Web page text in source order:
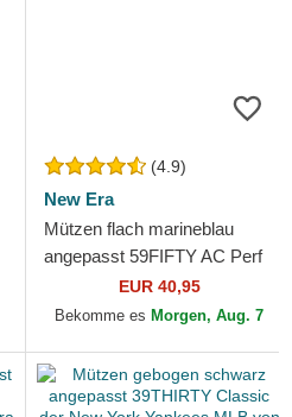
(4.9)
New Era
Mützen flach marineblau
angepasst 59FIFTY AC Perf
der Detroit Tigers MLB von
New Era
EUR 40,95
Bekomme es Morgen, Aug. 7